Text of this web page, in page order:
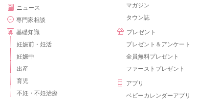
ニュース
専門家相談
基礎知識
妊娠前・妊活
妊娠中
出産
育児
不妊・不妊治療
マガジン
タウン誌
プレゼント
プレゼント＆アンケート
全員無料プレゼント
ファーストプレゼント
アプリ
ベビーカレンダーアプリ